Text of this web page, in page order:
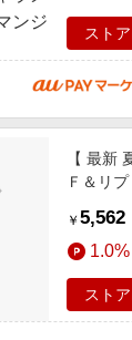
スト
【 最新
Ｆ＆リ
ィーバ
グ
￥ 5,562
1.0%
スト